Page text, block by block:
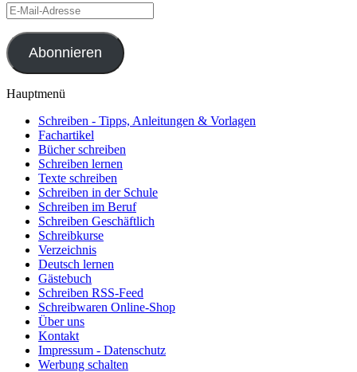
E-
Mail-
Adresse
Abonnieren
Hauptmenü
Schreiben - Tipps, Anleitungen & Vorlagen
Fachartikel
Bücher schreiben
Schreiben lernen
Texte schreiben
Schreiben in der Schule
Schreiben im Beruf
Schreiben Geschäftlich
Schreibkurse
Verzeichnis
Deutsch lernen
Gästebuch
Schreiben RSS-Feed
Schreibwaren Online-Shop
Über uns
Kontakt
Impressum - Datenschutz
Werbung schalten